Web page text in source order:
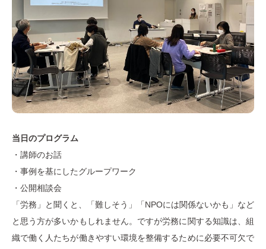
当日のプログラム
・講師のお話
・事例を基にしたグループワーク
・公開相談会
「労務」と聞くと、「難しそう」「NPOには関係ないかも」など
と思う方が多いかもしれません。ですが労務に関する知識は、組
織で働く人たちが働きやすい環境を整備するために必要不可欠で